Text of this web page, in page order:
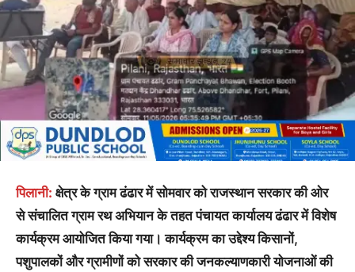
पिलानी: क्षेत्र के ग्राम ढंढार में सोमवार को राजस्थान सरकार की ओर
से संचालित ग्राम रथ अभियान के तहत पंचायत कार्यालय ढंढार में विशेष
कार्यक्रम आयोजित किया गया। कार्यक्रम का उद्देश्य किसानों,
पशुपालकों और ग्रामीणों को सरकार की जनकल्याणकारी योजनाओं की